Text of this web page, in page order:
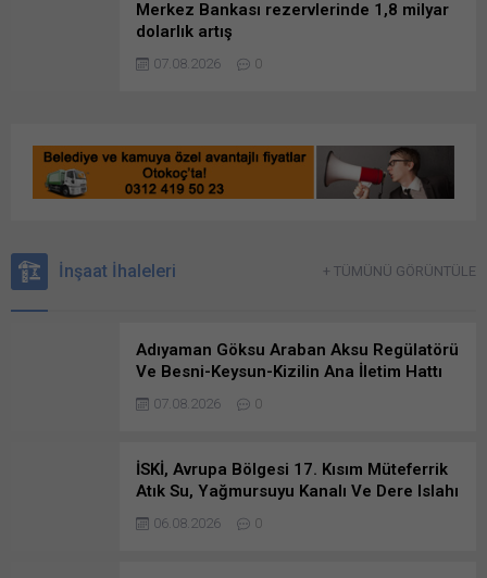
Merkez Bankası rezervlerinde 1,8 milyar
dolarlık artış
07.08.2026 0
İnşaat İhaleleri + TÜMÜNÜ GÖRÜNTÜLE
Adıyaman Göksu Araban Aksu Regülatörü
Ve Besni-Keysun-Kizilin Ana İletim Hattı
Yapım İşi
07.08.2026 0
İSKİ, Avrupa Bölgesi 17. Kısım Müteferrik
Atık Su, Yağmursuyu Kanalı Ve Dere Islahı
İnşaatı İhale Duyuru…
06.08.2026 0